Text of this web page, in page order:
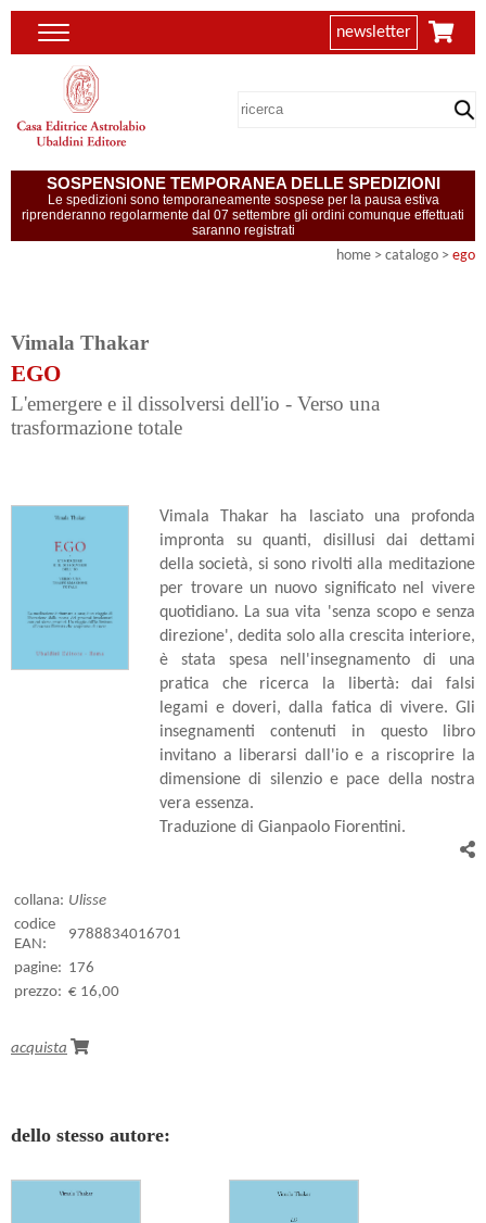
newsletter
SOSPENSIONE TEMPORANEA DELLE SPEDIZIONI
Le spedizioni sono temporaneamente sospese per la pausa estiva
riprenderanno regolarmente dal 07 settembre gli ordini comunque effettuati
saranno registrati
home > catalogo > ego
Vimala Thakar
EGO
L'emergere e il dissolversi dell'io - Verso una
trasformazione totale
Vimala Thakar ha lasciato una profonda
impronta su quanti, disillusi dai dettami
della società, si sono rivolti alla meditazione
per trovare un nuovo significato nel vivere
quotidiano. La sua vita 'senza scopo e senza
direzione', dedita solo alla crescita interiore,
è stata spesa nell'insegnamento di una
pratica che ricerca la libertà: dai falsi
legami e doveri, dalla fatica di vivere. Gli
insegnamenti contenuti in questo libro
invitano a liberarsi dall'io e a riscoprire la
dimensione di silenzio e pace della nostra
vera essenza.
Traduzione di Gianpaolo Fiorentini.
collana: Ulisse
codice
EAN:
9788834016701
pagine: 176
prezzo: € 16,00
acquista
dello stesso autore: